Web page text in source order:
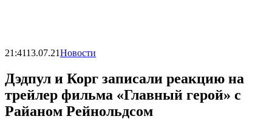
21:4113.07.21Новости
Дэдпул и Корг записали реакцию на
трейлер фильма «Главный герой» с
Райаном Рейнольдсом